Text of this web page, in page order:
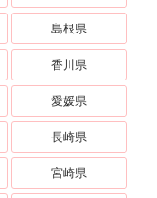
島根県
香川県
愛媛県
長崎県
宮崎県